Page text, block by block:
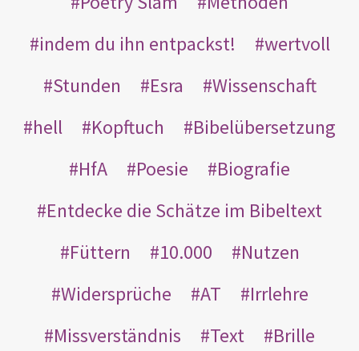
indem du ihn entpackst!
wertvoll
Stunden
Esra
Wissenschaft
hell
Kopftuch
Bibelübersetzung
HfA
Poesie
Biografie
Entdecke die Schätze im Bibeltext
Füttern
10.000
Nutzen
Widersprüche
AT
Irrlehre
Missverständnis
Text
Brille